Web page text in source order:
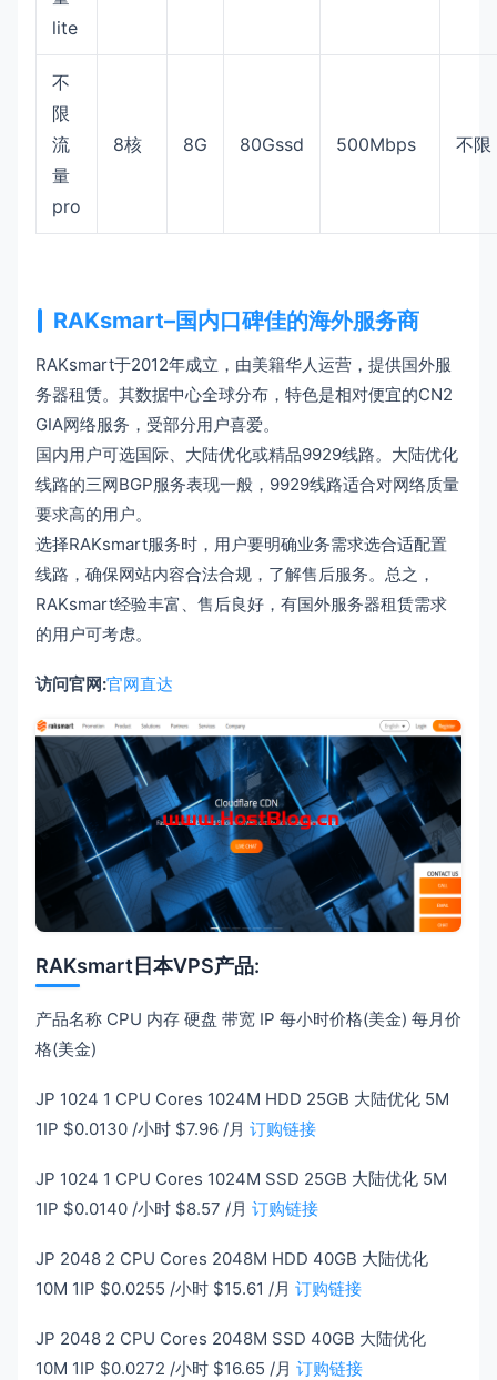
lite
不
限
流
量
pro
8核 8G 80Gssd 500Mbps 不限
RAKsmart–国内口碑佳的海外服务商
RAKsmart于2012年成立，由美籍华人运营，提供国外服
务器租赁。其数据中心全球分布，特色是相对便宜的CN2
GIA网络服务，受部分用户喜爱。
国内用户可选国际、大陆优化或精品9929线路。大陆优化
线路的三网BGP服务表现一般，9929线路适合对网络质量
要求高的用户。
选择RAKsmart服务时，用户要明确业务需求选合适配置
线路，确保网站内容合法合规，了解售后服务。总之，
RAKsmart经验丰富、售后良好，有国外服务器租赁需求
的用户可考虑。
访问官网:官网直达
RAKsmart日本VPS产品:
产品名称 CPU 内存 硬盘 带宽 IP 每小时价格(美金) 每月价
格(美金)
JP 1024 1 CPU Cores 1024M HDD 25GB 大陆优化 5M
1IP $0.0130 /小时 $7.96 /月 订购链接
JP 1024 1 CPU Cores 1024M SSD 25GB 大陆优化 5M
1IP $0.0140 /小时 $8.57 /月 订购链接
JP 2048 2 CPU Cores 2048M HDD 40GB 大陆优化
10M 1IP $0.0255 /小时 $15.61 /月 订购链接
JP 2048 2 CPU Cores 2048M SSD 40GB 大陆优化
10M 1IP $0.0272 /小时 $16.65 /月 订购链接